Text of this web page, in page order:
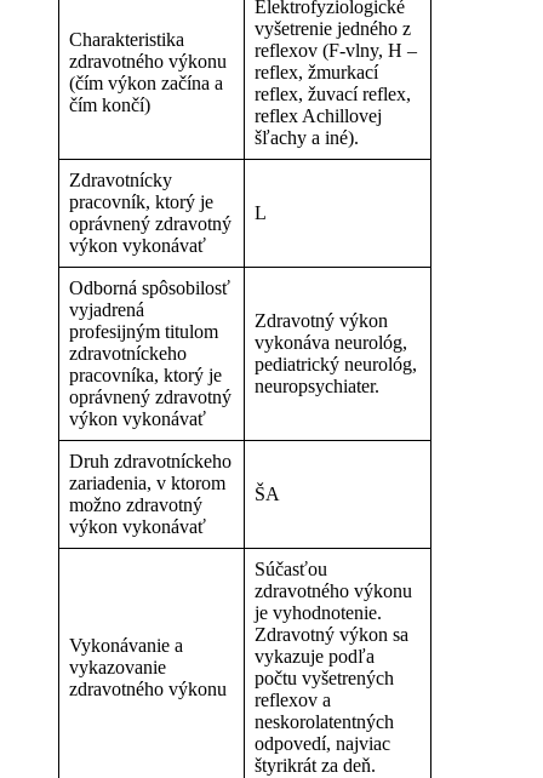
Charakteristika
zdravotného výkonu
(čím výkon začína a
čím končí)
Elektrofyziologické
vyšetrenie jedného z
reflexov (F-vlny, H –
reflex, žmurkací
reflex, žuvací reflex,
reflex Achillovej
šľachy a iné).
Zdravotnícky
pracovník, ktorý je
oprávnený zdravotný
výkon vykonávať
L
Odborná spôsobilosť
vyjadrená
profesijným titulom
zdravotníckeho
pracovníka, ktorý je
oprávnený zdravotný
výkon vykonávať
Zdravotný výkon
vykonáva neurológ,
pediatrický neurológ,
neuropsychiater.
Druh zdravotníckeho
zariadenia, v ktorom
možno zdravotný
výkon vykonávať
ŠA
Vykonávanie a
vykazovanie
zdravotného výkonu
Súčasťou
zdravotného výkonu
je vyhodnotenie.
Zdravotný výkon sa
vykazuje podľa
počtu vyšetrených
reflexov a
neskorolatentných
odpovedí, najviac
štyrikrát za deň.